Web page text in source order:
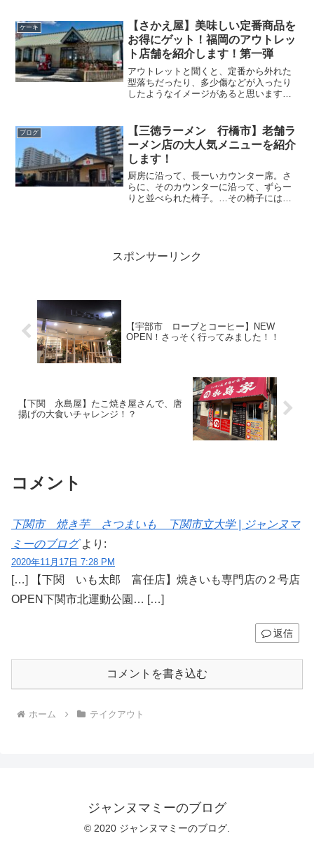
す！婦人会の方にと講習会の開催や地域
の小学校の社会見学の場と...
ケーキ
【さかえ屋】美味しい定番商品を
お得にゲット！福岡のアウトレッ
ト店舗を紹介します！第一弾
アウトレットと聞くと、定番から外れた
型落ちだったり、多少傷などが入ったり
したようなイメージがあると思います。
(✪▽✪)工場地帯の一画にあるため、初め
ての方は、まずこのエリ...
ブログ
【三徳ラーメン 行橋市】老舗ラ
ーメン店の大人気メニューを紹介
します！
厨房に沿って、長ーいカウンター席。さ
らに、そのカウンターに沿って、ずらー
りと並べられた椅子。…その椅子には、
スポンサーリンク
【宇部市 ローブとコーヒー】NEW
OPEN！さっそく行ってみました！！
【下関 永島屋】たこ焼き屋さんで、唐
揚げの大食いチャレンジ！？
コメント
下関市 焼き芋 さつまいも 下関市立大学 | ジャンヌマ
ミーのブログ より:
2020年11月17日 7:28 PM
[…] 【下関 いも太郎 富任店】焼きいも専門店の２号店
OPEN下関市北運動公園… […]
返信
コメントを書き込む
ホーム テイクアウト
ジャンヌマミーのブログ
© 2020 ジャンヌマミーのブログ.